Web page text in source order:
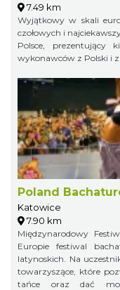
7.49 km
Wyjątkowy w skali
czołowych i
Polsce, prezentujący
wykonawców z Polski i
Poland
Katowice
7.90 km
Międzynarodowy
Europie festiwal
latynoskich. Na
towarzyszące, które
tańce oraz dać